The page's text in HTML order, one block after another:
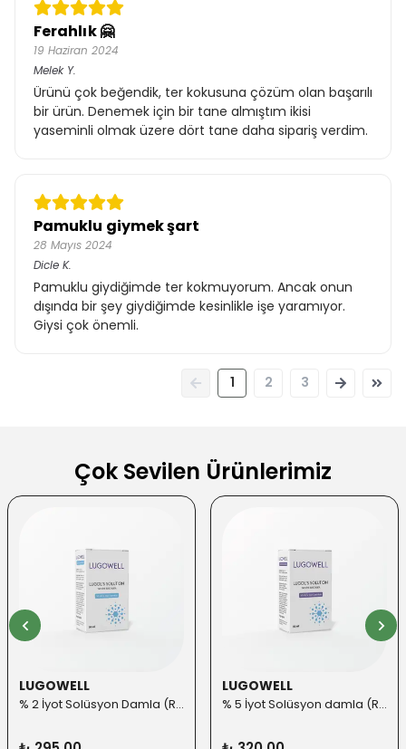
Ferahlık 🤗
19 Haziran 2024
Melek Y.
Ürünü çok beğendik, ter kokusuna çözüm olan başarılı
bir ürün. Denemek için bir tane almıştım ikisi
yaseminli olmak üzere dört tane daha sipariş verdim.
Pamuklu giymek şart
28 Mayıs 2024
Dicle K.
Pamuklu giydiğimde ter kokmuyorum. Ancak onun
dışında bir şey giydiğimde kesinlikle işe yaramıyor.
Giysi çok önemli.
1 2 3
Çok Sevilen Ürünlerimiz
LUGOWELL
% 2 İyot Solüsyon Damla (Roll-on Başlık ilaveli)
LUGOWELL
% 5 İyot Solüsyon damla (Roll-on Başlık ilaveli)